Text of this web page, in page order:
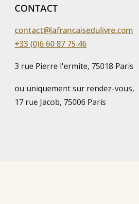
CONTACT
contact@lafrancaisedulivre.com
+33 (0)6 60 87 75 46
3 rue Pierre l'ermite, 75018 Paris
ou uniquement sur rendez-vous,
17 rue Jacob, 75006 Paris